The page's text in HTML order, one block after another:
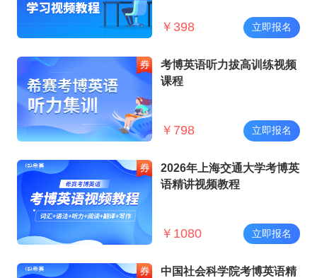
￥ 398 立即报名
考博英语听力拔高训练视频
课程
￥ 798 立即报名
2026年上海交通大学考博英
语精讲视频教程
￥ 1080 立即报名
中国社会科学院考博英语精